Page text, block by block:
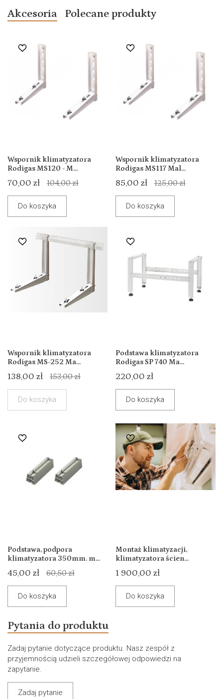
Akcesoria Polecane produkty
Wspornik klimatyzatora
Rodigas MS120 - M...
70,00 zł 104,00 zł
Do koszyka
Wspornik klimatyzatora
Rodigas MS117 Mal...
85,00 zł 125,00 zł
Do koszyka
Wspornik klimatyzatora
Rodigas MS-252 Ma...
138,00 zł 153,00 zł
Do koszyka
Podstawa klimatyzatora
Rodigas SP 740 Ma...
220,00 zł
Do koszyka
Podstawa, podpora
klimatyzatora 350mm. m...
45,00 zł 60,50 zł
Do koszyka
Montaż klimatyzacji,
klimatyzatora ścien...
1 900,00 zł
Do koszyka
Pytania do produktu
Zadaj pytanie dotyczące produktu. Nasz zespół z
przyjemnością udzieli szczegółowej odpowiedzi na
zapytanie.
Zadaj pytanie